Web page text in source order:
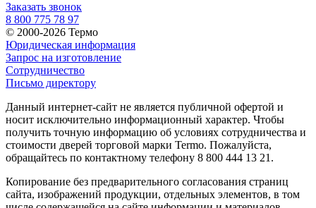
Заказать звонок
8 800 775 78 97
© 2000-2026 Термо
Юридическая информация
Запрос на изготовление
Сотрудничество
Письмо директору
Данный интернет-сайт не является публичной офертой и
носит исключительно информационный характер. Чтобы
получить точную информацию об условиях сотрудничества и
стоимости дверей торговой марки Termo. Пожалуйста,
обращайтесь по контактному телефону 8 800 444 13 21.
Копирование без предварительного согласования страниц
сайта, изображений продукции, отдельных элементов, в том